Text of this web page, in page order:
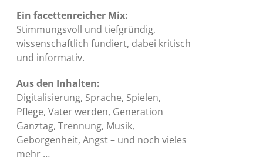
Ein facettenreicher Mix:
Stimmungsvoll und tiefgründig,
wissenschaftlich fundiert, dabei kritisch
und informativ.
Aus den Inhalten:
Digitalisierung, Sprache, Spielen,
Pflege, Vater werden, Generation
Ganztag, Trennung, Musik,
Geborgenheit, Angst – und noch vieles
mehr …